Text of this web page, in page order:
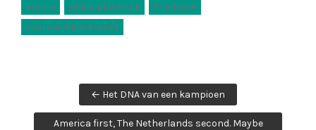
passie
philip plaetinck
Plaetinck
voorbeeldleerkracht
navigation
← Het DNA van een kampioen
America first, The Netherlands second. Maybe